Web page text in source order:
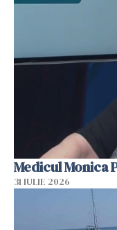
Medicul Monica
31 IULIE 2026